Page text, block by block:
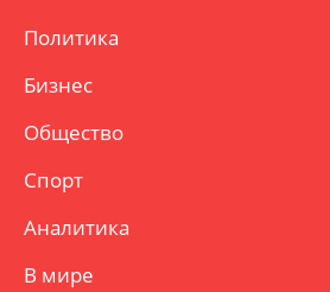
Политика
Бизнес
Общество
Спорт
Аналитика
В мире